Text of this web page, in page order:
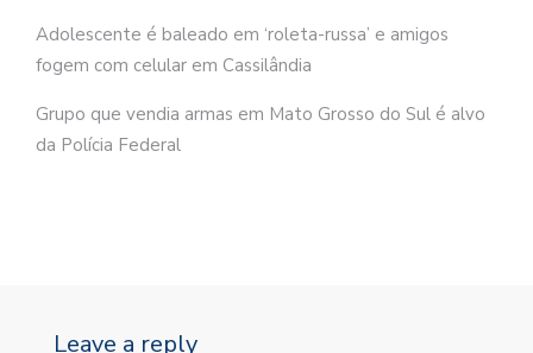
Adolescente é baleado em ‘roleta-russa’ e amigos
fogem com celular em Cassilândia
Grupo que vendia armas em Mato Grosso do Sul é alvo
da Polícia Federal
Leave a reply